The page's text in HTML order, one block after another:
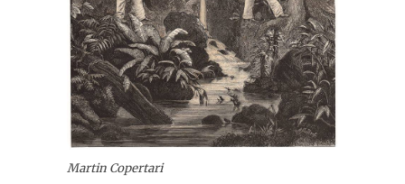
Martin Copertari